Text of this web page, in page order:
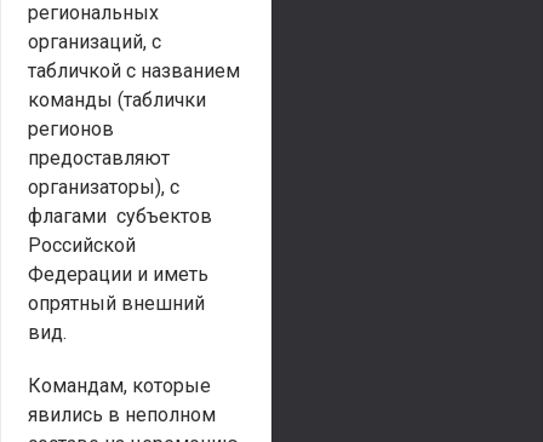
региональных
организаций, с
табличкой с названием
команды (таблички
регионов
предоставляют
организаторы), с
флагами субъектов
Российской
Федерации и иметь
опрятный внешний
вид.
Командам, которые
явились в неполном